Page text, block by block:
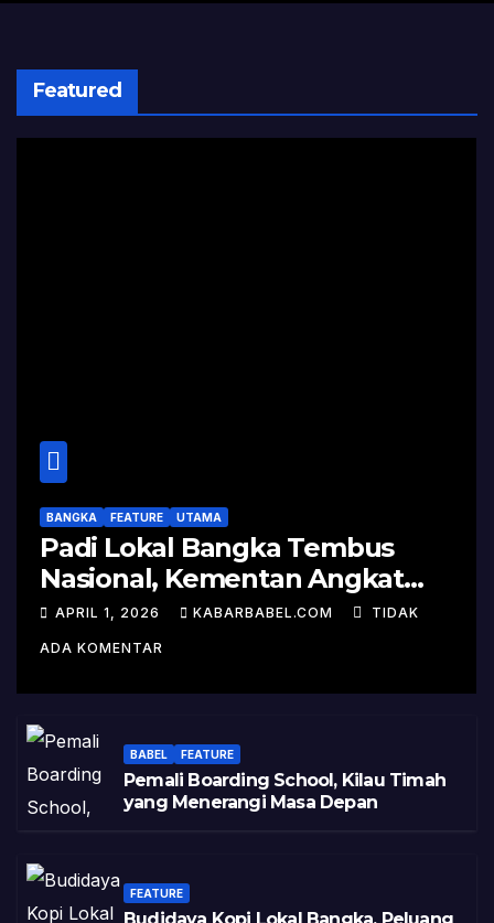
Featured
BANGKA FEATURE UTAMA
Padi Lokal Bangka Tembus
Nasional, Kementan Angkat
Kisah Sukses Pelepasan
Varietas
APRIL 1, 2026 KABARBABEL.COM TIDAK
ADA KOMENTAR
BABEL FEATURE
Pemali Boarding School, Kilau Timah
yang Menerangi Masa Depan
FEATURE